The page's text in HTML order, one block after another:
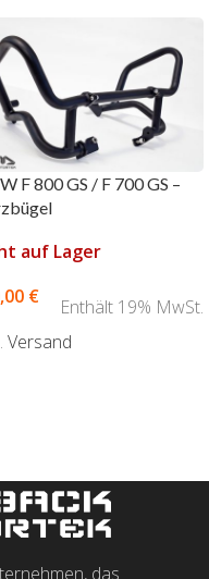
F 800 GS / F 700 GS –
auf Lager
€
Enthält 19% MwSt.
Versand
das